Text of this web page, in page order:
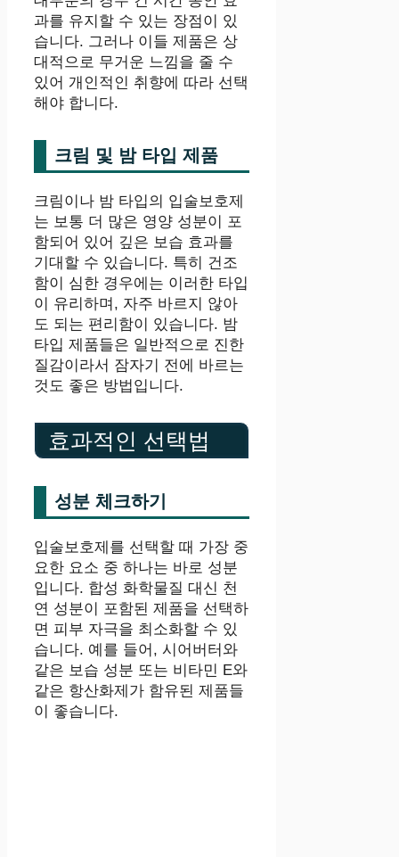
과를 유지할 수 있는 장점이 있
습니다. 그러나 이들 제품은 상
대적으로 무거운 느낌을 줄 수
있어 개인적인 취향에 따라 선택
해야 합니다.
크림 및 밤 타입 제품
크림이나 밤 타입의 입술보호제
는 보통 더 많은 영양 성분이 포
함되어 있어 깊은 보습 효과를
기대할 수 있습니다. 특히 건조
함이 심한 경우에는 이러한 타입
이 유리하며, 자주 바르지 않아
도 되는 편리함이 있습니다. 밤
타입 제품들은 일반적으로 진한
질감이라서 잠자기 전에 바르는
것도 좋은 방법입니다.
효과적인 선택법
성분 체크하기
입술보호제를 선택할 때 가장 중
요한 요소 중 하나는 바로 성분
입니다. 합성 화학물질 대신 천
연 성분이 포함된 제품을 선택하
면 피부 자극을 최소화할 수 있
습니다. 예를 들어, 시어버터와
같은 보습 성분 또는 비타민 E와
같은 항산화제가 함유된 제품들
이 좋습니다.